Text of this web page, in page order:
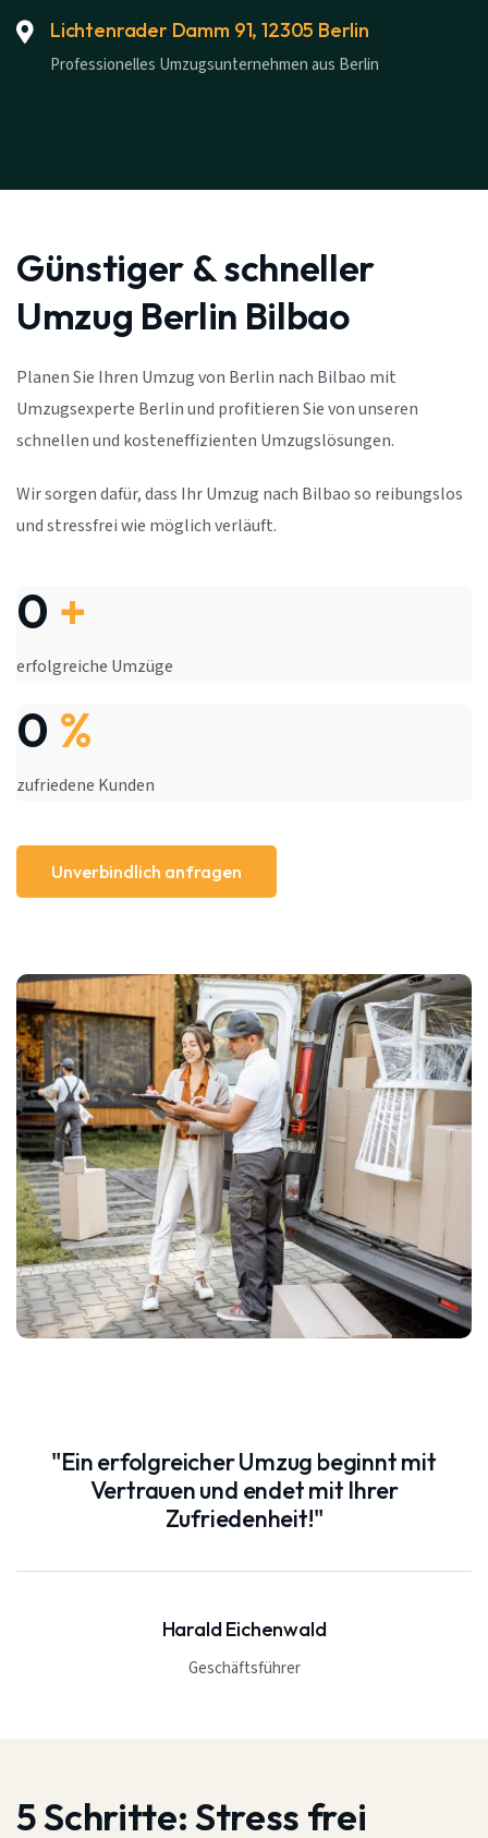
Lichtenrader Damm 91, 12305 Berlin
Professionelles Umzugsunternehmen aus Berlin
"Ein erfolgreicher Umzug beginnt mit
Vertrauen und endet mit Ihrer
Zufriedenheit!"
Harald Eichenwald
Geschäftsführer
Günstiger & schneller
Umzug Berlin Bilbao
Planen Sie Ihren Umzug von Berlin nach Bilbao mit
Umzugsexperte Berlin und profitieren Sie von unseren
schnellen und kosteneffizienten Umzugslösungen.
Wir sorgen dafür, dass Ihr Umzug nach Bilbao so reibungslos
und stressfrei wie möglich verläuft.
0 +
erfolgreiche Umzüge
0 %
zufriedene Kunden
Unverbindlich anfragen
5 Schritte:Stress frei